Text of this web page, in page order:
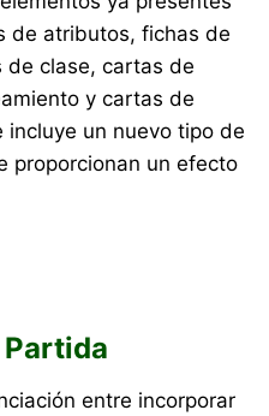
de atributos, fichas de
de clase, cartas de
y cartas de
incluye un nuevo tipo de
proporcionan un efecto
entre incorporar